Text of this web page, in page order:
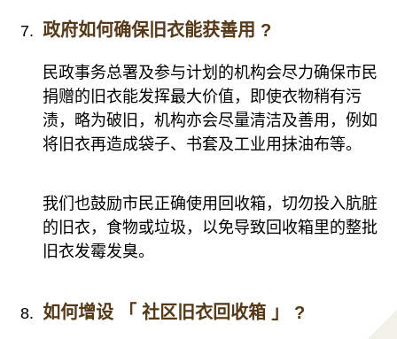
政府如何确保旧衣能获善用 ?
民政事务总署及参与计划的机构会尽力确保市民
捐赠的旧衣能发挥最大价值，即使衣物稍有污
渍，略为破旧，机构亦会尽量清洁及善用，例如
将旧衣再造成袋子、书套及工业用抺油布等。
我们也鼓励市民正确使用回收箱，切勿投入肮脏
的旧衣，食物或垃圾，以免导致回收箱里的整批
旧衣发霉发臭。
如何增设 「 社区旧衣回收箱 」 ?